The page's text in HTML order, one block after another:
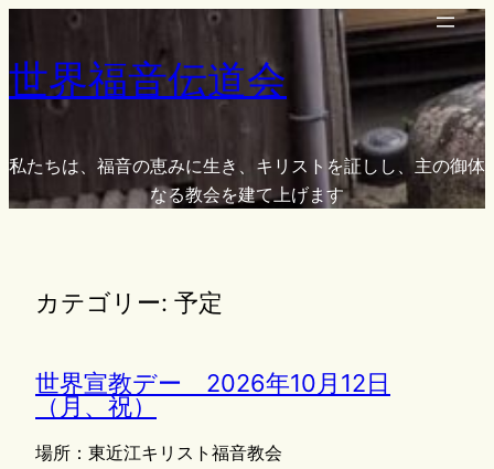
を
ッ
世界福音伝道会
私たちは、福音の恵みに生き、キリストを証しし、主の御体
なる教会を建て上げます
カテゴリー: 予定
世界宣教デー 2026年10月12日
（月、祝）
場所：東近江キリスト福音教会